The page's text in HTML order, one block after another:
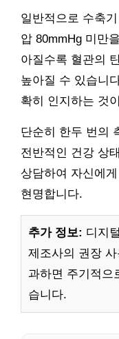
일반적으로 수축
압 80mmHg 미만
아질수록 혈관의
높아질 수 있습니
확히 인지하는 것
단순히 한두 번의
전반적인 건강 상
상담하여 자신에
현명합니다.
추가 정보: 디지
제조사의 권장
과하면 주기적으
습니다.